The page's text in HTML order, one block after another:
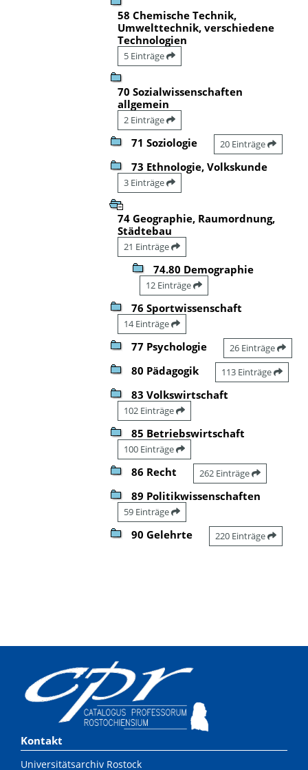
58 Chemische Technik,
Umwelttechnik, verschiedene
Technologien
5 Einträge
70 Sozialwissenschaften
allgemein
2 Einträge
71 Soziologie 20 Einträge
73 Ethnologie, Volkskunde
3 Einträge
74 Geographie, Raumordnung,
Städtebau
21 Einträge
74.80 Demographie
12 Einträge
76 Sportwissenschaft
14 Einträge
77 Psychologie 26 Einträge
80 Pädagogik 113 Einträge
83 Volkswirtschaft
102 Einträge
85 Betriebswirtschaft
100 Einträge
86 Recht 262 Einträge
89 Politikwissenschaften
59 Einträge
90 Gelehrte 220 Einträge
Kontakt
Universitätsarchiv Rostock